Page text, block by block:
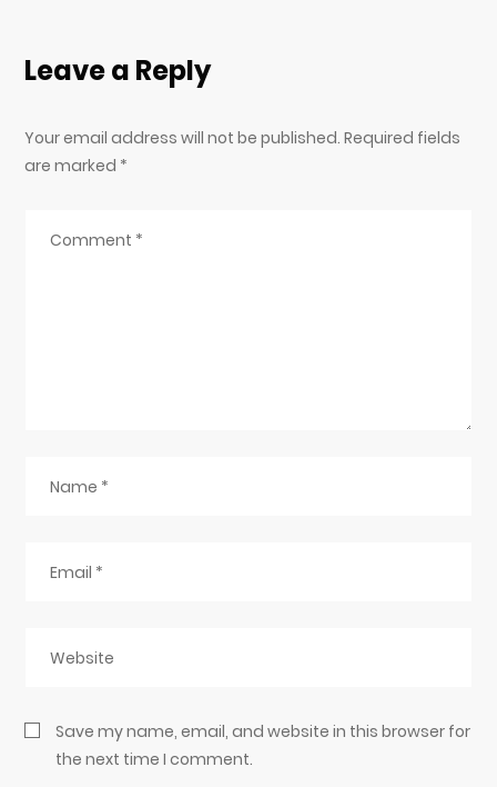
Leave a Reply
Your email address will not be published. Required fields
are marked *
Save my name, email, and website in this browser for
the next time I comment.